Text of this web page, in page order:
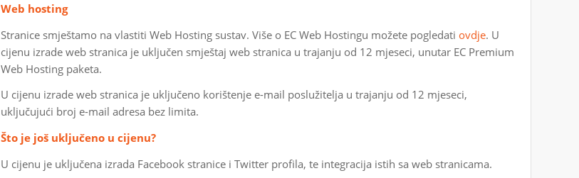
Web hosting
Stranice smještamo na vlastiti Web Hosting sustav. Više o EC Web Hostingu možete pogledatiovdje. U
cijenu izrade web stranica je uključen smještaj web stranica u trajanju od 12 mjeseci, unutar EC Premium
Web Hosting paketa.
U cijenu izrade web stranica je uključeno korištenje e-mail poslužitelja u trajanju od 12 mjeseci,
uključujući broj e-mail adresa bez limita.
Što je još uključeno u cijenu?
U cijenu je uključena izrada Facebook stranice i Twitter profila, te integracija istih sa web stranicama.